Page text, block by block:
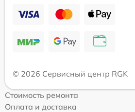
© 2026 Сервисный центр RGK
Стоимость ремонта
Оплата и доставка